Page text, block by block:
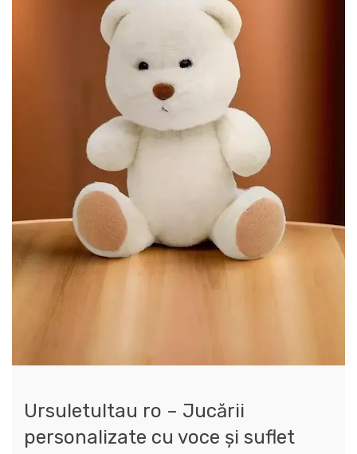
Ursuletultau ro – Jucării
personalizate cu voce și suflet